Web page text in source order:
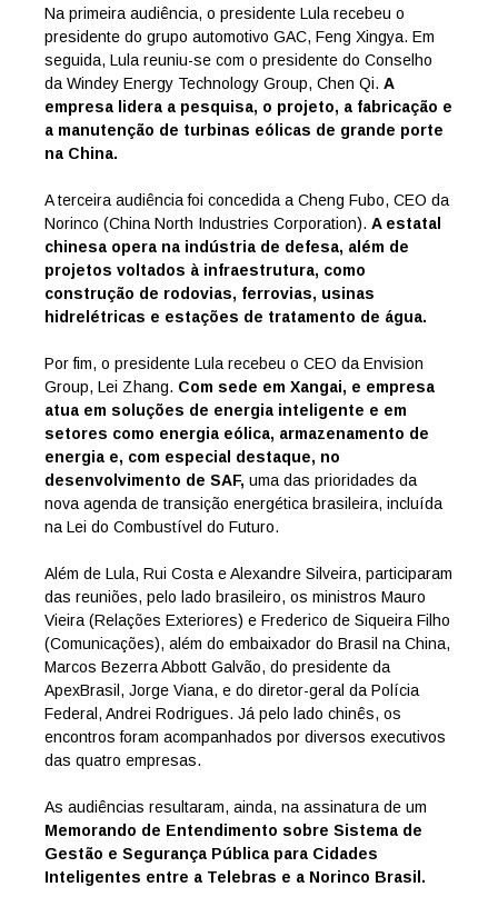
Na primeira audiência, o presidente Lula recebeu o
presidente do grupo automotivo GAC, Feng Xingya. Em
seguida, Lula reuniu-se com o presidente do Conselho
da Windey Energy Technology Group, Chen Qi. A
empresa lidera a pesquisa, o projeto, a fabricação e
a manutenção de turbinas eólicas de grande porte
na China.
A terceira audiência foi concedida a Cheng Fubo, CEO da
Norinco (China North Industries Corporation). A estatal
chinesa opera na indústria de defesa, além de
projetos voltados à infraestrutura, como
construção de rodovias, ferrovias, usinas
hidrelétricas e estações de tratamento de água.
Por fim, o presidente Lula recebeu o CEO da Envision
Group, Lei Zhang. Com sede em Xangai, e empresa
atua em soluções de energia inteligente e em
setores como energia eólica, armazenamento de
energia e, com especial destaque, no
desenvolvimento de SAF, uma das prioridades da
nova agenda de transição energética brasileira, incluída
na Lei do Combustível do Futuro.
Além de Lula, Rui Costa e Alexandre Silveira, participaram
das reuniões, pelo lado brasileiro, os ministros Mauro
Vieira (Relações Exteriores) e Frederico de Siqueira Filho
(Comunicações), além do embaixador do Brasil na China,
Marcos Bezerra Abbott Galvão, do presidente da
ApexBrasil, Jorge Viana, e do diretor-geral da Polícia
Federal, Andrei Rodrigues. Já pelo lado chinês, os
encontros foram acompanhados por diversos executivos
das quatro empresas.
As audiências resultaram, ainda, na assinatura de um
Memorando de Entendimento sobre Sistema de
Gestão e Segurança Pública para Cidades
Inteligentes entre a Telebras e a Norinco Brasil.